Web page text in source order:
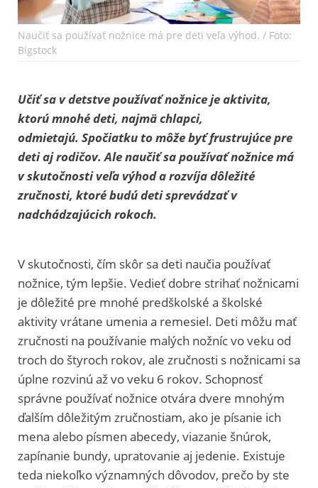
Naučiť sa používať nožnice má pre deti veľa výhod. / Foto:
Bigstock
Učiť sa v detstve používať nožnice je aktivita,
ktorú mnohé deti, najmä chlapci,
odmietajú. Spočiatku to môže byť frustrujúce pre
deti aj rodičov. Ale naučiť sa používať nožnice má
v skutočnosti veľa výhod a rozvíja dôležité
zručnosti, ktoré budú deti sprevádzať v
nadchádzajúcich rokoch.
V skutočnosti, čím skôr sa deti naučia používať
nožnice, tým lepšie. Vedieť dobre strihať nožnicami
je dôležité pre mnohé predškolské a školské
aktivity vrátane umenia a remesiel. Deti môžu mať
zručnosti na používanie malých nožníc vo veku od
troch do štyroch rokov, ale zručnosti s nožnicami sa
úplne rozvinú až vo veku 6 rokov. Schopnosť
správne používať nožnice otvára dvere mnohým
ďalším dôležitým zručnostiam, ako je písanie ich
mena alebo písmen abecedy, viazanie šnúrok,
zapínanie bundy, upratovanie aj jedenie. Existuje
teda niekoľko významných dôvodov, prečo by ste